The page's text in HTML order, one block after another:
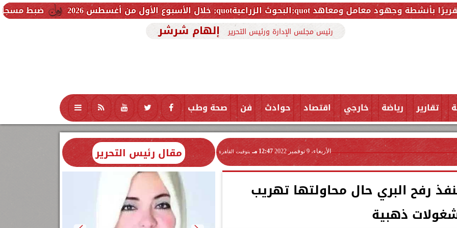
ضبط مسجل خطر ظهر عاريًا في
رئيس مجلس الإدارة ورئيس التحرير إلهام شرشر
تقارير رياضة خارجي اقتصاد حوادث فن صحة وطب تكنولوجيا منوعات محافظات
الأربعاء، 9 نوفمبر 2022 12:47 مـ بتوقيت القاهرة
رفح البري حال محاولتها تهريب
ذهبية
مقال رئيس التحرير